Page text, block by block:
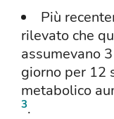
Più
rilevato che
assumevano
giorno per 12
metabolico
3.